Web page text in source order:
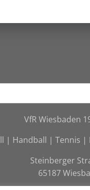
VfR Wiesbaden
| Handball | Tennis |
Steinberger
65187